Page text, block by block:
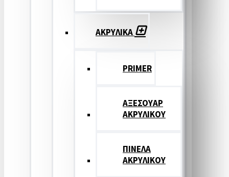
ΑΚΡΥΛΙΚΑ
PRIMER
ΑΞΕΣΟΥΑΡ
ΑΚΡΥΛΙΚΟΥ
ΠΙΝΕΛΑ
ΑΚΡΥΛΙΚΟΥ